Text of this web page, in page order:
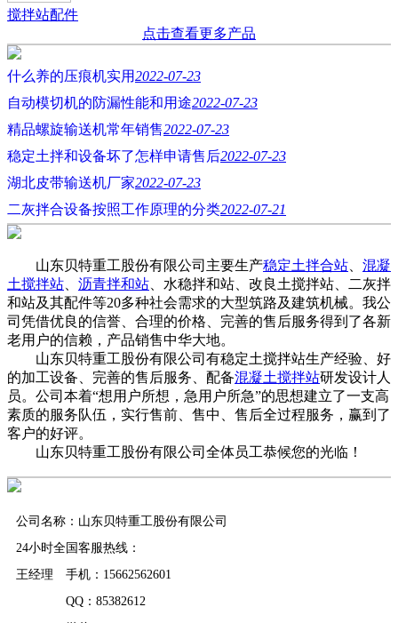
搅拌站配件
点击查看更多产品
什么养的压痕机实用2022-07-23
自动模切机的防漏性能和用途2022-07-23
精品螺旋输送机常年销售2022-07-23
稳定土拌和设备坏了怎样申请售后2022-07-23
湖北皮带输送机厂家2022-07-23
二灰拌合设备按照工作原理的分类2022-07-21
山东贝特重工股份有限公司主要生产稳定土拌合站
混凝
土搅拌站
沥青拌和站 、水稳拌和站、改良土搅拌站、二灰拌
和站及其配件等20多种社会需求的大型筑路及建筑机械。我公
司凭借优良的信誉、合理的价格、完善的售后服务得到了各新
老用户的信赖，产品销售中华大地。
山东贝特重工股份有限公司有稳定土搅拌站生产经验、好
的加工设备、完善的售后服务、配备混凝土搅拌站研发设计人
员。公司本着“想用户所想，急用户所急”的思想建立了一支高
素质的服务队伍，实行售前、售中、售后全过程服务，赢到了
客户的好评。
山东贝特重工股份有限公司全体员工恭候您的光临！
公司名称：山东贝特重工股份有限公司
24小时全国客服热线：
王经理 手机：15662562601
QQ：85382612